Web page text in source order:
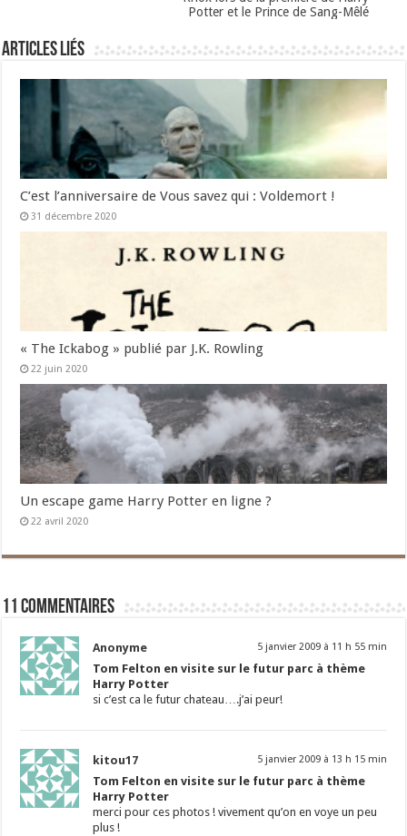
Potter et le Prince de Sang-Mêlé
Articles liés
C’est l’anniversaire de Vous savez qui : Voldemort !
31 décembre 2020
« The Ickabog » publié par J.K. Rowling
22 juin 2020
Un escape game Harry Potter en ligne ?
22 avril 2020
11 commentaires
Anonyme 5 janvier 2009 à 11 h 55 min
Tom Felton en visite sur le futur parc à thème
Harry Potter
si c’est ca le futur chateau….j’ai peur!
kitou17 5 janvier 2009 à 13 h 15 min
Tom Felton en visite sur le futur parc à thème
Harry Potter
merci pour ces photos ! vivement qu’on en voye un peu
plus !